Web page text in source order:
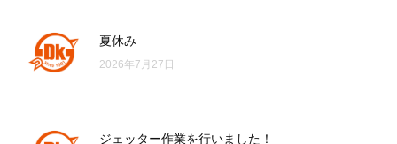
夏休み
2026年7月27日
ジェッター作業を行いました！